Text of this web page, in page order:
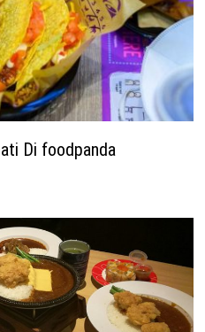
Di foodpanda